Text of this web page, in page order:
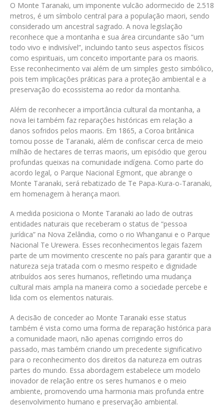
O Monte Taranaki, um imponente vulcão adormecido de 2.518
metros, é um símbolo central para a população maori, sendo
considerado um ancestral sagrado. A nova legislação
reconhece que a montanha e sua área circundante são “um
todo vivo e indivisível”, incluindo tanto seus aspectos físicos
como espirituais, um conceito importante para os maoris.
Esse reconhecimento vai além de um simples gesto simbólico,
pois tem implicações práticas para a proteção ambiental e a
preservação do ecossistema ao redor da montanha.
Além de reconhecer a importância cultural da montanha, a
nova lei também faz reparações históricas em relação a
danos sofridos pelos maoris. Em 1865, a Coroa britânica
tomou posse de Taranaki, além de confiscar cerca de meio
milhão de hectares de terras maoris, um episódio que gerou
profundas queixas na comunidade indígena. Como parte do
acordo legal, o Parque Nacional Egmont, que abrange o
Monte Taranaki, será rebatizado de Te Papa-Kura-o-Taranaki,
em homenagem à herança maori.
A medida posiciona o Monte Taranaki ao lado de outras
entidades naturais que receberam o status de “pessoa
jurídica” na Nova Zelândia, como o rio Whanganui e o Parque
Nacional Te Urewera. Esses reconhecimentos legais fazem
parte de um movimento crescente no país para garantir que a
natureza seja tratada com o mesmo respeito e dignidade
atribuídos aos seres humanos, refletindo uma mudança
cultural mais ampla na maneira como a sociedade percebe e
lida com os elementos naturais.
A decisão de conceder ao Monte Taranaki esse status
também é vista como uma forma de reparação histórica para
a comunidade maori, não apenas corrigindo erros do
passado, mas também criando um precedente significativo
para o reconhecimento dos direitos da natureza em outras
partes do mundo. Essa abordagem estabelece um modelo
inovador de relação entre os seres humanos e o meio
ambiente, promovendo uma harmonia mais profunda entre
desenvolvimento humano e preservação ambiental.